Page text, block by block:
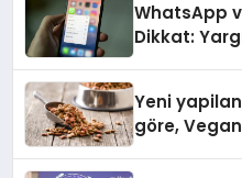
WhatsApp
Dikkat:
Yeni
göre,